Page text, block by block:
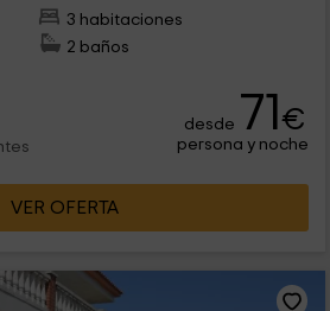
3 habitaciones
2 baños
desde 71€
persona y noche
VER OFERTA